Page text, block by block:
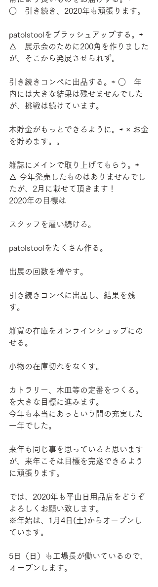
○　引き続き、2020年も頑張ります。
patolstoolをブラッシュアップする。⇨
△　展示会のために200角を作りました
が、そこから発展させられず。
引き続きコンペに出品する。⇨ ○　年
内には大きな結果は残せませんでした
が、挑戦は続けています。
木貯金がもっとできるように。⇨ × お金
を貯めます。。
雑誌にメインで取り上げてもらう。⇨
△ 今年発売したものはありませんでし
たが、2月に載せて頂きます！
2020年の目標は
スタッフを雇い続ける。
patolstoolをたくさん作る。
出展の回数を増やす。
引き続きコンペに出品し、結果を残
す。
雑貨の在庫をオンラインショップにの
せる。
小物の在庫切れをなくす。
カトラリー、木皿等の定番をつくる。
を大きな目標に進みます。
今年も本当にあっという間の充実した
一年でした。
来年も同じ事を思っていると思います
が、来年こそは目標を完遂できるよう
に頑張ります。
では、2020年も平山日用品店をどうぞ
よろしくお願い致します。
※年始は、1月4日(土)からオープンし
ています。
5日（日）も工場長が働いているので、
オープンします。